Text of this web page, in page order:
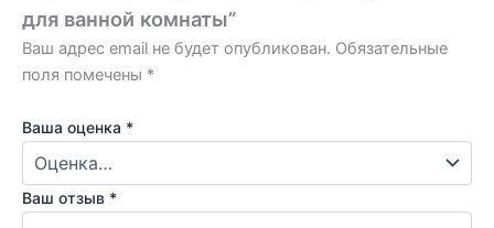
для ванной комнаты”
Ваш адрес email не будет опубликован. Обязательные
поля помечены *
Ваша оценка *
Ваш отзыв *